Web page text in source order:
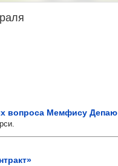
вопроса Мемфису Депаю